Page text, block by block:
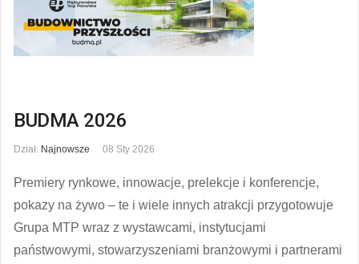
BUDMA 2026
Dział: Najnowsze 08 Sty 2026
Premiery rynkowe, innowacje, prelekcje i konferencje,
pokazy na żywo – te i wiele innych atrakcji przygotowuje
Grupa MTP wraz z wystawcami, instytucjami
państwowymi, stowarzyszeniami branżowymi i partnerami